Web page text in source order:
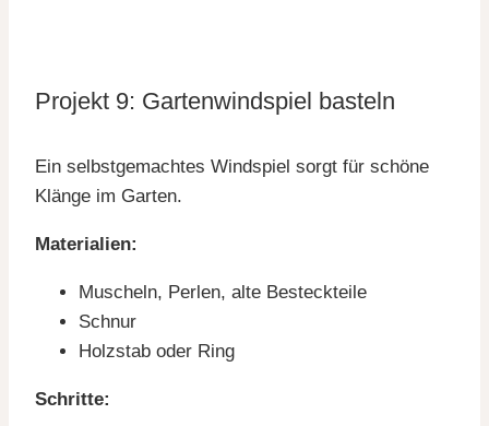
Projekt 9: Gartenwindspiel basteln
Ein selbstgemachtes Windspiel sorgt für schöne
Klänge im Garten.
Materialien:
Muscheln, Perlen, alte Besteckteile
Schnur
Holzstab oder Ring
Schritte: